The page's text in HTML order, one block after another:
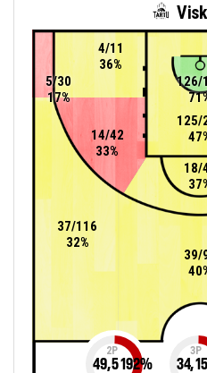
18/
14/42
33%
4/11
36%
125/
126/
39/
37/116
32%
5/30
17%
2P
49,5192%
3P